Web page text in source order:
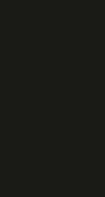
oportunidade pelo
Minha relação
me moldou. Tenho
relação estreita,
respeito pelo que
a tudo de bom que